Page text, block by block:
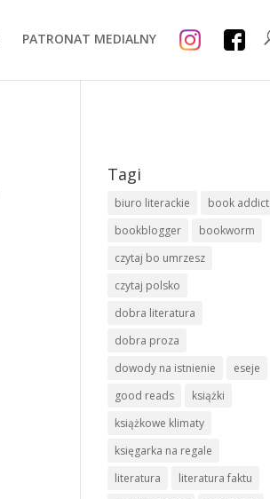
PATRONAT MEDIALNY
Tagi
biuro literackie
book addict
bookblogger
bookworm
czytaj bo umrzesz
czytaj polsko
dobra literatura
dobra proza
dowody na istnienie
eseje
good reads
książki
książkowe klimaty
księgarka na regale
literatura
literatura faktu